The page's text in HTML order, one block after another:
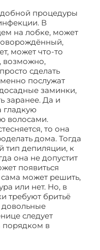
процедуры
В
на лобке, может
может что-то
возможно,
сделать
послужат
заминки,
заранее. Да и
гладкую
волосами.
то она
дома. Тогда
тип депиляции, к
она не допустит
появиться
может решить,
или нет. Но, в
требуют бритьё
следует
порядком в